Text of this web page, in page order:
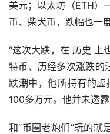
美元； 以太坊 （ETH
币、柴犬币，跌幅也一
“这次大跌，在 历史 上
特币、历经多次涨跌的
跌潮中，他所持有的
100多万元。他并未透露
和“币圈老炮们”玩的就